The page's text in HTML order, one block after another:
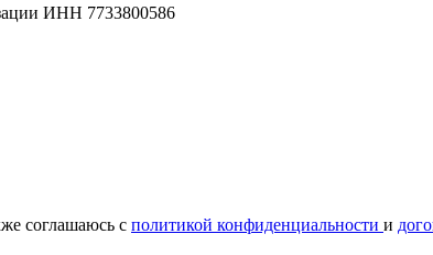
ИНН 7733800586
соглашаюсь с политикой конфиденциальности и